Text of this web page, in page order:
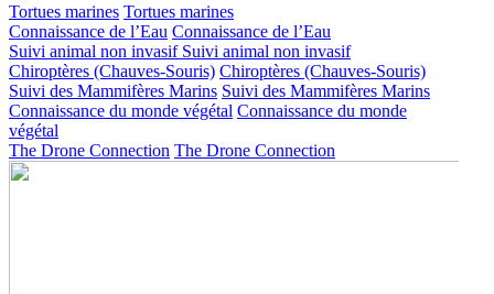
Tortues marines Tortues marines
Connaissance de l’Eau Connaissance de l’Eau
Suivi animal non invasif Suivi animal non invasif
Chiroptères (Chauves-Souris) Chiroptères (Chauves-Souris)
Suivi des Mammifères Marins Suivi des Mammifères Marins
Connaissance du monde végétal Connaissance du monde
végétal
The Drone Connection The Drone Connection